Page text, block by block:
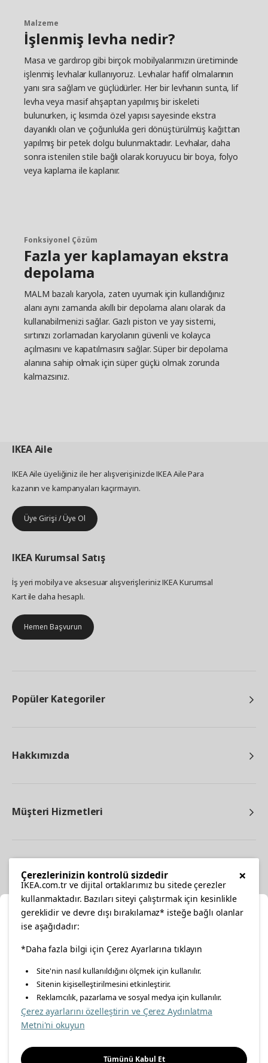
Malzeme
İşlenmiş levha nedir?
Masa ve gardırop gibi birçok mobilyalarımızın üretiminde
işlenmiş levhalar kullanıyoruz. Levhalar hafif olmalarının
yanı sıra sağlam ve güçlüdürler. Her bir levhanın sunta, lif
levha veya masif ahşaptan yapılmış bir iskeleti
bulunurken, iç kısımda özel yapısı sayesinde ekstra
dayanıklı olan ve çoğunlukla geri dönüştürülmüş kağıttan
yapılmış bir petek dolgu bulunmaktadır. Levhalar, daha
sonra istenilen stile bağlı olarak koruyucu bir boya, folyo
veya kaplama ile kaplanır.
Fonksiyonel Çözüm
Fazla yer kaplamayan ekstra
depolama
MALM bazalı karyola, zaten uyumak için kullandığınız
alanı aynı zamanda akıllı bir depolama alanı olarak da
kullanabilmenizi sağlar. Gazlı piston ve yay sistemi,
sırtınızı zorlamadan karyolanın güvenli ve kolayca
açılmasını ve kapatılmasını sağlar. Süper bir depolama
alanına sahip olmak için süper güçlü olmak zorunda
kalmazsınız.
IKEAAile
IKEA Aile üyeliğiniz ile her alışverişinizde IKEA Aile Para
kazanın ve kampanyaları kaçırmayın.
Üye Girişi / Üye Ol
IKEA Kurumsal Satış
İş yeri mobilya ve aksesuar alışverişleriniz IKEA Kurumsal
Kart ile daha hesaplı.
Hemen Başvurun
Popüler Kategoriler
Hakkımızda
Müşteri Hizmetleri
facebooktwitterinstagrampinterestyoutube
linkedin
Enerji Politikası Bilgi Güvenliği Politikası
Gıda Güvenliği Politikası
Konumunuzu Seçin
İnternetten vereceğiniz siparişlerinizde size özel hizmet ve
içerikleri görebilmek için lütfen konumuzu seçin.
İl seçiniz
Seçiniz
×
Çerezlerinizin kontrolü sizdedir
IKEA.com.tr ve dijital ortaklarımız bu sitede çerezler
kullanmaktadır. Bazıları siteyi çalıştırmak için kesinlikle
gereklidir ve devre dışı bırakılamaz* isteğe bağlı olanlar
ise aşağıdadır:
*Daha fazla bilgi için Çerez Ayarlarına tıklayın
Site'nin nasıl kullanıldığını ölçmek için kullanılır.
Sitenin kişiselleştirilmesini etkinleştirir.
Reklamcılık, pazarlama ve sosyal medya için kullanılır.
Çerez ayarlarını özelleştirin ve Çerez Aydınlatma
Metni'ni okuyun
Tümünü Kabul Et